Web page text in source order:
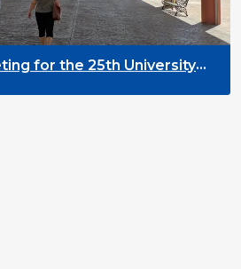
for the 25th University